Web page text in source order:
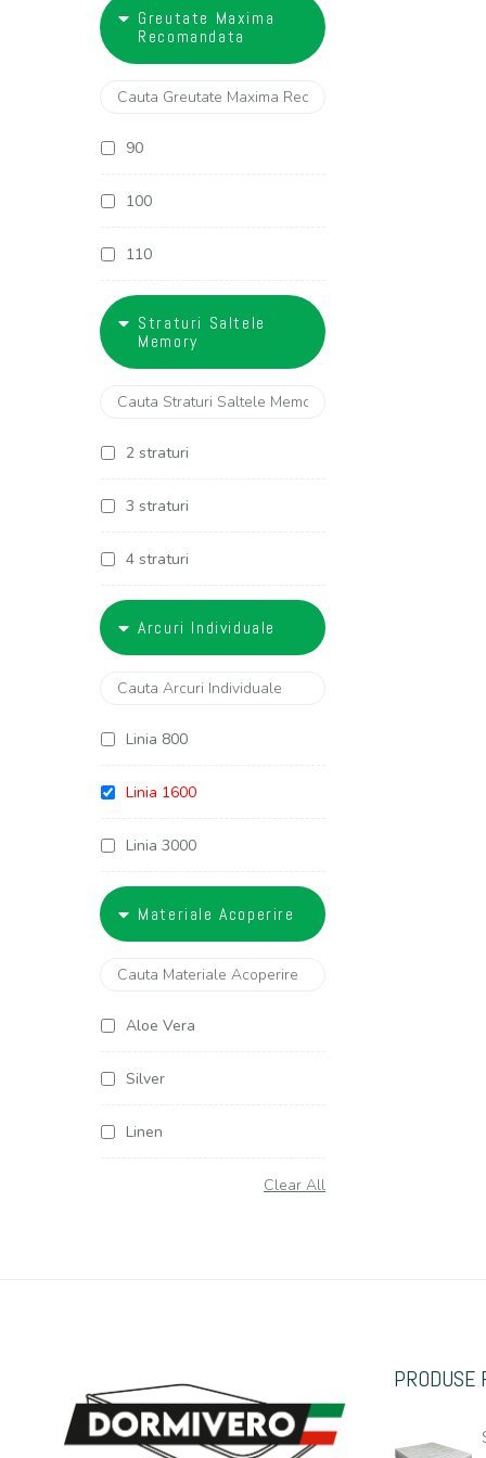
27 cm
28 cm
29 cm
30 cm
32 cm
Greutate Maxima
Recomandata
90
100
110
Straturi Saltele
Memory
2 straturi
3 straturi
4 straturi
Arcuri Individuale
Linia 800
Linia 1600
Linia 3000
Materiale Acoperire
Aloe Vera
Silver
Linen
Casmir
Jacquard
Clear All
PRODUSE